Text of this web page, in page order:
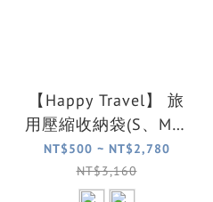
【Happy Travel】 旅
用壓縮收納袋(S、M、
L) (2色可選)
NT$500 ~ NT$2,780
NT$3,160